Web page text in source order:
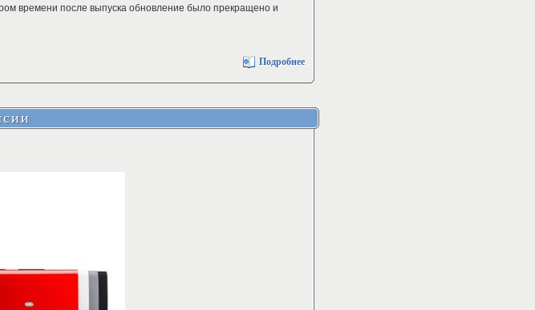
времени после выпуска обновление было прекращено и
Подробнее